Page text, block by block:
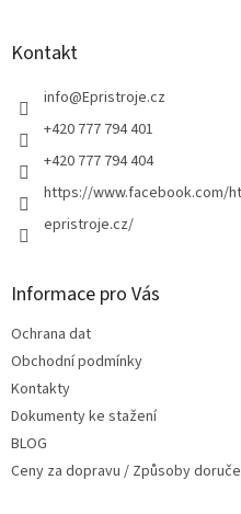
Kontakt
info@Epristroje.cz
+420 777 794 401
+420 777 794 404
https://www.facebook.com/
epristroje.cz/
Informace pro Vás
Ochrana dat
Obchodní podmínky
Kontakty
Dokumenty ke stažení
BLOG
Ceny za dopravu / Způsoby